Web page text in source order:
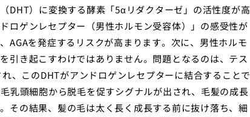
DHT）に変換する酵素「5αリダクターゼ」の活性度が高
ロゲンレセプター（男性ホルモン受容体）」の感受性が
AGAを発症するリスクが高まります。次に、男性ホルモ
引き起こすわけではありません。問題となるのは、テス
、このDHTがアンドロゲンレセプターに結合することで
乳頭細胞から脱毛を促すシグナルが出され、毛髪の成長
その結果、髪の毛は太く長く成長する前に抜け落ち、細